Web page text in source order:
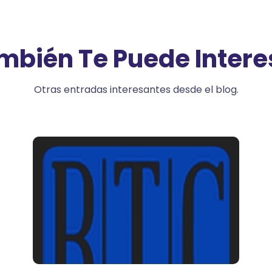
Te Puede
Otras entradas interesantes desde el blog.